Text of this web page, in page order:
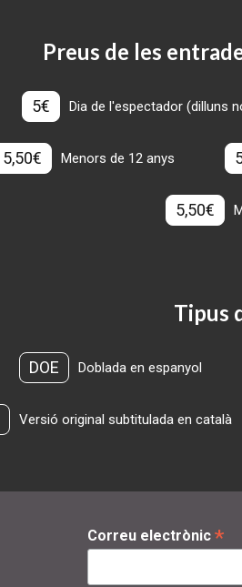
Preus de les
5€ Dia de l'espectador (dilluns
5,50€ Menors de 12 anys
5,50€
Tipus
DOE Doblada en espanyol
Versió original subtitulada en català
Correu electrònic *